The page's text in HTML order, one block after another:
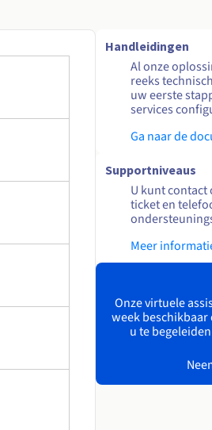
Handleidingen
Al onze
reeks
uw eerste
services
Ga naar de
Supportniveaus
U kunt contact
ticket en
Meer
Onze virtuele
week
u te